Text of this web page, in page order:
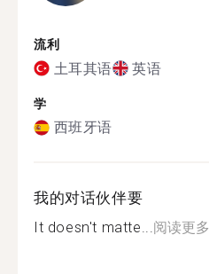
流利
土耳其语 英语
学
西班牙语
我的对话伙伴要
It doesn't matte...阅读更多